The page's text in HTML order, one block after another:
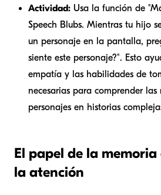
Actividad: Usa la función de
Speech Blubs. Mientras tu hijo
un personaje en la pantalla,
siente este personaje?". Esto
empatía y las habilidades de
necesarias para comprender
personajes en historias
El papel de la
la atención